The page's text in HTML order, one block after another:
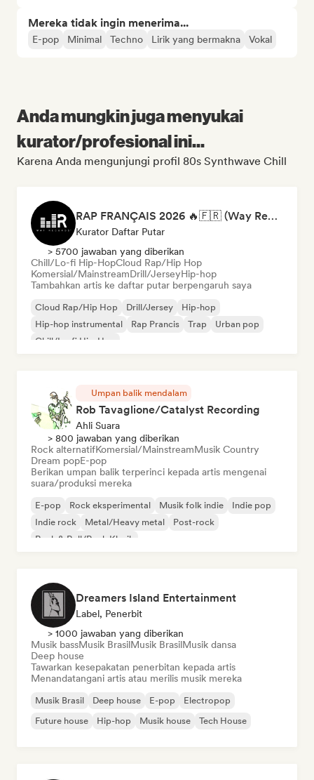
Mereka tidak ingin menerima...
E-pop Minimal Techno Lirik yang bermakna Vokal
Anda mungkin juga menyukai
kurator/profesional ini...
Karena Anda mengunjungi profil 80s Synthwave Chill
RAP FRANÇAIS 2026 🔥🇫🇷 (Way Records)
Kurator Daftar Putar
> 5700 jawaban yang diberikan
Chill/Lo-fi Hip-HopCloud Rap/Hip Hop
Komersial/MainstreamDrill/JerseyHip-hop
Tambahkan artis ke daftar putar berpengaruh saya
Cloud Rap/Hip Hop Drill/Jersey
Hip-hop
Hip-hop instrumental
Rap Prancis Trap
Urban pop
Chill/Lo-fi Hip-Hop
Umpan balik mendalam
Rob Tavaglione/Catalyst Recording
Ahli Suara
> 800 jawaban yang diberikan
Rock alternatifKomersial/MainstreamMusik Country
Dream popE-pop
Berikan umpan balik terperinci kepada artis mengenai
suara/produksi mereka
E-pop Rock eksperimental Musik folk indie
Indie pop
Indie rock
Metal/Heavy metal
Post-rock
Rock & Roll/Rock Klasik
Dreamers Island Entertainment
Label, Penerbit
> 1000 jawaban yang diberikan
Musik bassMusik BrasilMusik BrasilMusik dansa
Deep house
Tawarkan kesepakatan penerbitan kepada artis
Menandatangani artis atau merilis musik mereka
Musik Brasil Deep house E-pop
Electropop
Future house
Hip-hop Musik house Tech House